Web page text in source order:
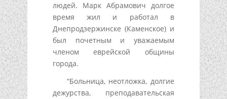
людей. Марк Абрамович долгое
время жил и работал в
Днепродзержинске (Каменское) и
был почетным и уважаемым
членом еврейской общины
города.
“Больница, неотложка, долгие
дежурства, преподавательская